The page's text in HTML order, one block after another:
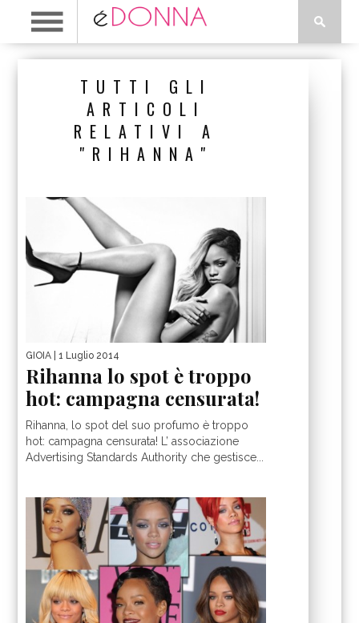
TUTTI GLI
ARTICOLI
RELATIVI A
"RIHANNA"
GIOIA | 1 Luglio 2014
Rihanna lo spot è troppo
hot: campagna censurata!
Rihanna, lo spot del suo profumo è troppo
hot: campagna censurata! L’ associazione
Advertising Standards Authority che gestisce...